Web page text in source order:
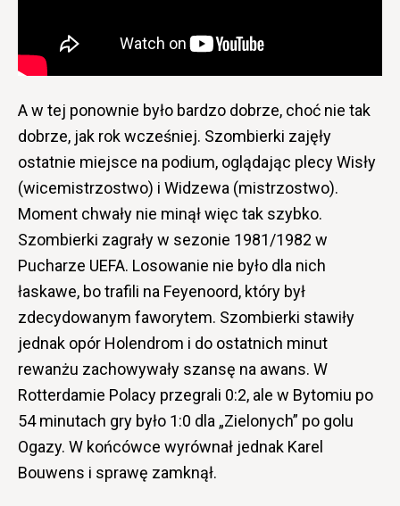
A w tej ponownie było bardzo dobrze, choć nie tak
dobrze, jak rok wcześniej. Szombierki zajęły
ostatnie miejsce na podium, oglądając plecy Wisły
(wicemistrzostwo) i Widzewa (mistrzostwo).
Moment chwały nie minął więc tak szybko.
Szombierki zagrały w sezonie 1981/1982 w
Pucharze UEFA. Losowanie nie było dla nich
łaskawe, bo trafili na Feyenoord, który był
zdecydowanym faworytem. Szombierki stawiły
jednak opór Holendrom i do ostatnich minut
rewanżu zachowywały szansę na awans. W
Rotterdamie Polacy przegrali 0:2, ale w Bytomiu po
54 minutach gry było 1:0 dla „Zielonych” po golu
Ogazy. W końcówce wyrównał jednak Karel
Bouwens i sprawę zamknął.